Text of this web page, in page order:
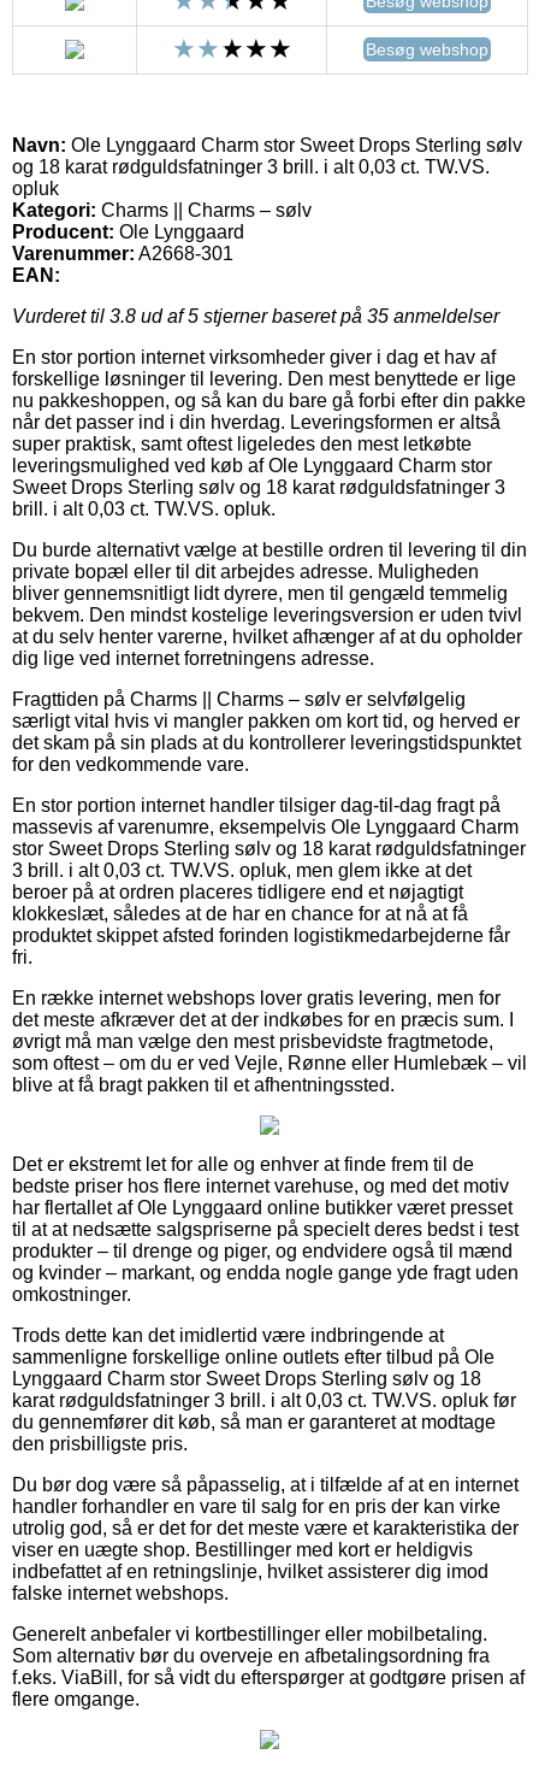
Besøg webshop
Navn: Ole Lynggaard Charm stor Sweet Drops Sterling sølv
og 18 karat rødguldsfatninger 3 brill. i alt 0,03 ct. TW.VS.
opluk
Kategori: Charms || Charms – sølv
Producent: Ole Lynggaard
Varenummer: A2668-301
EAN:
Vurderet til 3.8 ud af 5 stjerner baseret på 35 anmeldelser
En stor portion internet virksomheder giver i dag et hav af
forskellige løsninger til levering. Den mest benyttede er lige
nu pakkeshoppen, og så kan du bare gå forbi efter din pakke
når det passer ind i din hverdag. Leveringsformen er altså
super praktisk, samt oftest ligeledes den mest letkøbte
leveringsmulighed ved køb af Ole Lynggaard Charm stor
Sweet Drops Sterling sølv og 18 karat rødguldsfatninger 3
brill. i alt 0,03 ct. TW.VS. opluk.
Du burde alternativt vælge at bestille ordren til levering til din
private bopæl eller til dit arbejdes adresse. Muligheden
bliver gennemsnitligt lidt dyrere, men til gengæld temmelig
bekvem. Den mindst kostelige leveringsversion er uden tvivl
at du selv henter varerne, hvilket afhænger af at du opholder
dig lige ved internet forretningens adresse.
Fragttiden på Charms || Charms – sølv er selvfølgelig
særligt vital hvis vi mangler pakken om kort tid, og herved er
det skam på sin plads at du kontrollerer leveringstidspunktet
for den vedkommende vare.
En stor portion internet handler tilsiger dag-til-dag fragt på
massevis af varenumre, eksempelvis Ole Lynggaard Charm
stor Sweet Drops Sterling sølv og 18 karat rødguldsfatninger
3 brill. i alt 0,03 ct. TW.VS. opluk, men glem ikke at det
beroer på at ordren placeres tidligere end et nøjagtigt
klokkeslæt, således at de har en chance for at nå at få
produktet skippet afsted forinden logistikmedarbejderne får
fri.
En række internet webshops lover gratis levering, men for
det meste afkræver det at der indkøbes for en præcis sum. I
øvrigt må man vælge den mest prisbevidste fragtmetode,
som oftest – om du er ved Vejle, Rønne eller Humlebæk – vil
blive at få bragt pakken til et afhentningssted.
Det er ekstremt let for alle og enhver at finde frem til de
bedste priser hos flere internet varehuse, og med det motiv
har flertallet af Ole Lynggaard online butikker været presset
til at at nedsætte salgspriserne på specielt deres bedst i test
produkter – til drenge og piger, og endvidere også til mænd
og kvinder – markant, og endda nogle gange yde fragt uden
omkostninger.
Trods dette kan det imidlertid være indbringende at
sammenligne forskellige online outlets efter tilbud på Ole
Lynggaard Charm stor Sweet Drops Sterling sølv og 18
karat rødguldsfatninger 3 brill. i alt 0,03 ct. TW.VS. opluk før
du gennemfører dit køb, så man er garanteret at modtage
den prisbilligste pris.
Du bør dog være så påpasselig, at i tilfælde af at en internet
handler forhandler en vare til salg for en pris der kan virke
utrolig god, så er det for det meste være et karakteristika der
viser en uægte shop. Bestillinger med kort er heldigvis
indbefattet af en retningslinje, hvilket assisterer dig imod
falske internet webshops.
Generelt anbefaler vi kortbestillinger eller mobilbetaling.
Som alternativ bør du overveje en afbetalingsordning fra
f.eks. ViaBill, for så vidt du efterspørger at godtgøre prisen af
flere omgange.